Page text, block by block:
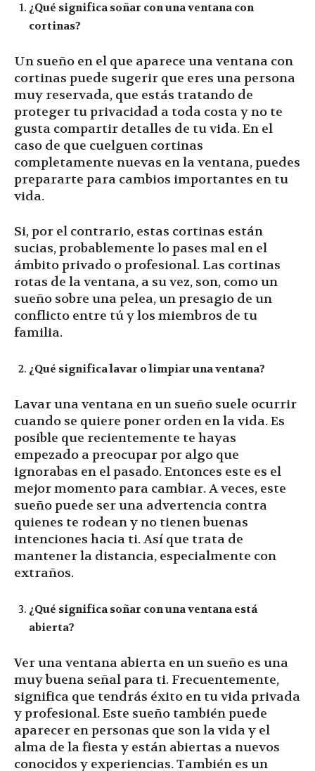
¿Qué significa soñar con una ventana con
cortinas?
Un sueño en el que aparece una ventana con
cortinas puede sugerir que eres una persona
muy reservada, que estás tratando de
proteger tu privacidad a toda costa y no te
gusta compartir detalles de tu vida. En el
caso de que cuelguen cortinas
completamente nuevas en la ventana, puedes
prepararte para cambios importantes en tu
vida.
Si, por el contrario, estas cortinas están
sucias, probablemente lo pases mal en el
ámbito privado o profesional. Las cortinas
rotas de la ventana, a su vez, son, como un
sueño sobre una pelea, un presagio de un
conflicto entre tú y los miembros de tu
familia.
¿Qué significa lavar o limpiar una ventana?
Lavar una ventana en un sueño suele ocurrir
cuando se quiere poner orden en la vida. Es
posible que recientemente te hayas
empezado a preocupar por algo que
ignorabas en el pasado. Entonces este es el
mejor momento para cambiar. A veces, este
sueño puede ser una advertencia contra
quienes te rodean y no tienen buenas
intenciones hacia ti. Así que trata de
mantener la distancia, especialmente con
extraños.
¿Qué significa soñar con una ventana está
abierta?
Ver una ventana abierta en un sueño es una
muy buena señal para ti. Frecuentemente,
significa que tendrás éxito en tu vida privada
y profesional. Este sueño también puede
aparecer en personas que son la vida y el
alma de la fiesta y están abiertas a nuevos
conocidos y experiencias. También es un